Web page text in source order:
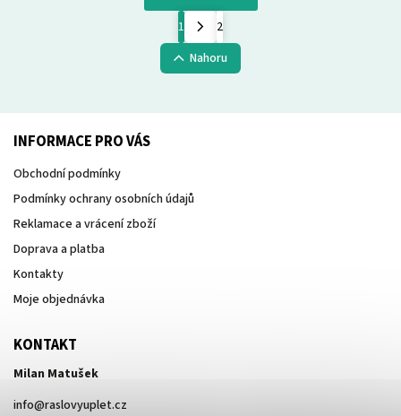
1
2
Nahoru
INFORMACE PRO VÁS
Obchodní podmínky
Podmínky ochrany osobních údajů
Reklamace a vrácení zboží
Doprava a platba
Kontakty
Moje objednávka
KONTAKT
Milan Matušek
info@raslovyuplet.cz